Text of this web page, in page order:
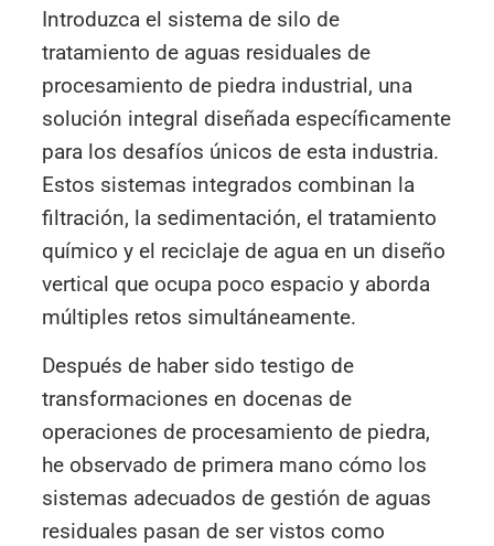
Introduzca el sistema de silo de
tratamiento de aguas residuales de
procesamiento de piedra industrial, una
solución integral diseñada específicamente
para los desafíos únicos de esta industria.
Estos sistemas integrados combinan la
filtración, la sedimentación, el tratamiento
químico y el reciclaje de agua en un diseño
vertical que ocupa poco espacio y aborda
múltiples retos simultáneamente.
Después de haber sido testigo de
transformaciones en docenas de
operaciones de procesamiento de piedra,
he observado de primera mano cómo los
sistemas adecuados de gestión de aguas
residuales pasan de ser vistos como